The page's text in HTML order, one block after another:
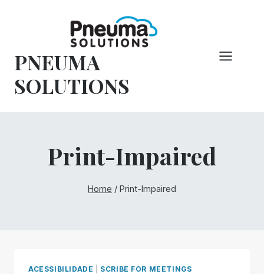
conteúdo
PNEUMA
SOLUTIONS
Print-Impaired
Home / Print-Impaired
ACESSIBILIDADE SCRIBE FOR MEETINGS